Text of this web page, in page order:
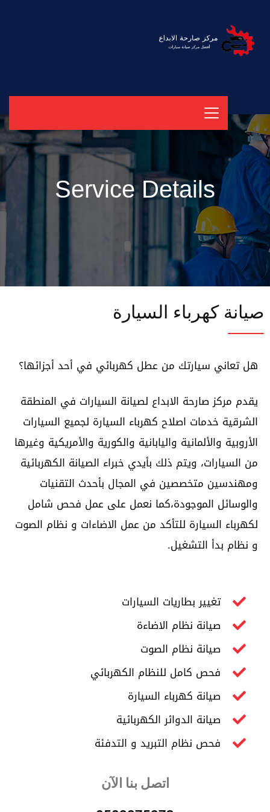
Service Details
صيانة كهرباء السيارة
هل تعاني سيارتك من عطل كهربائي في أحد أجزائها؟
يقدم مركز صارحة الابداع لصيانة السيارات في المنطقة
الشرقية خدمات اصلاح كهرباء السيارة لجميع السيارات
الأروبية والألمانية واليابانية والكورية والأمريكية وغيرها
من السيارات، ويتم ذلك بأيدي خبراء الصيانة الكهربائية
ومهندسين متخصصين في المجال بأحدث التقنيات
والوسائل الموجودة،كما نعمل على عمل فحص شامل
لكهرباء السيارة للتأكد من عمل الاضاءات و نظام الصوت
و نظام بدأ التشغيل.
تغيير بطاريات السيارات
صيانة نظام الاضاءة
صيانة نظام الصوت
فحص كامل للنظام الكهربائي
صيانة كهرباء السيارة
صيانة الدوائر الكهربائية
فحص نظام التبريد و التدفئة
اتصل بنا الآن